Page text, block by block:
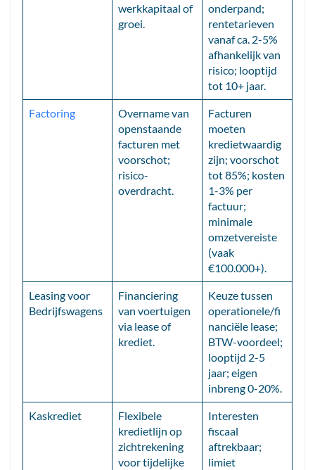
werkkapitaal of
groei.
onderpand;
rentetarieven
vanaf ca. 2-5%
afhankelijk van
risico; looptijd
tot 10+ jaar.
Factoring
Overname van
openstaande
facturen met
voorschot;
risico-
overdracht.
Facturen
moeten
kredietwaardig
zijn; voorschot
tot 85%; kosten
1-3% per
factuur;
minimale
omzetvereiste
(vaak
€100.000+).
Leasing voor
Bedrijfswagens
Financiering
van voertuigen
via lease of
krediet.
Keuze tussen
operationele/fi
nanciële lease;
BTW-voordeel;
looptijd 2-5
jaar; eigen
inbreng 0-20%.
Kaskrediet
Flexibele
kredietlijn op
zichtrekening
voor tijdelijke
Interesten
fiscaal
aftrekbaar;
limiet